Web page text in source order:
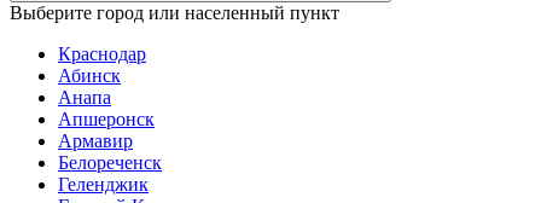
Выберите город или населенный пункт
Краснодар
Абинск
Анапа
Апшеронск
Армавир
Белореченск
Геленджик